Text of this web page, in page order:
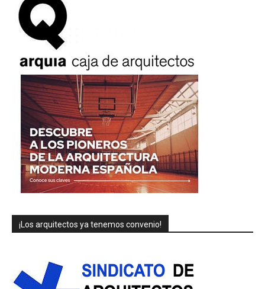
¡Los arquitectos ya tenemos convenio!